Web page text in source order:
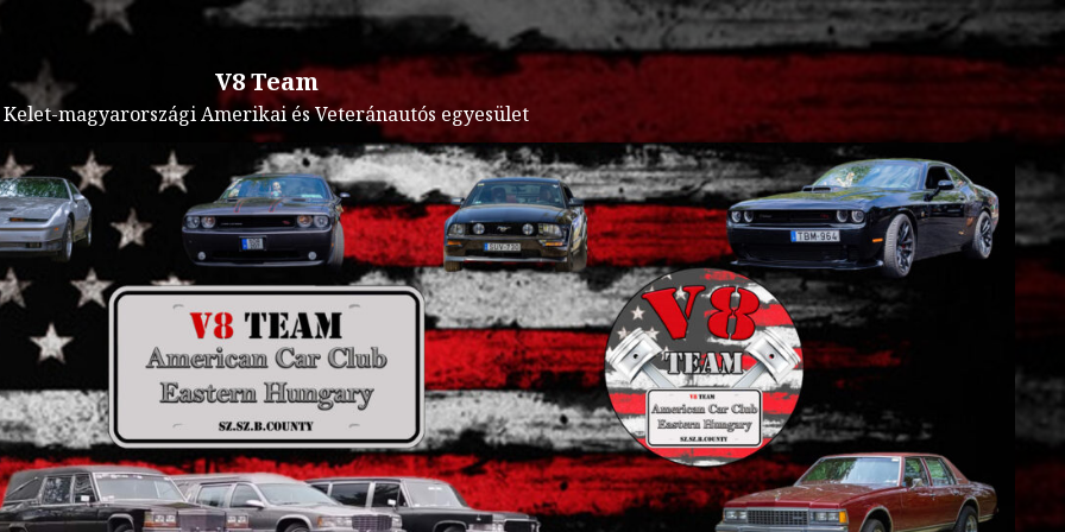
V8 Team
Kelet-magyarországi Amerikai és Veteránautós egyesület